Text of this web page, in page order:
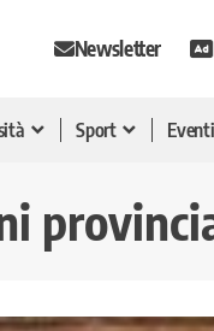
Newsletter
Sport Eventi